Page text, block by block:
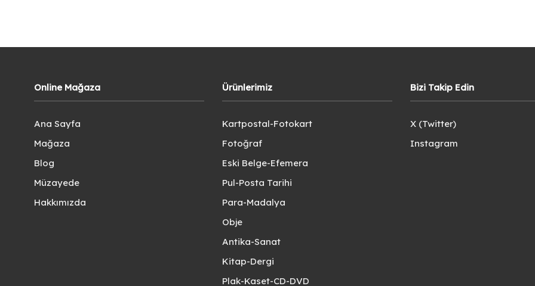
Online Mağaza
Ana Sayfa
Mağaza
Blog
Müzayede
Hakkımızda
Ürünlerimiz
Kartpostal-Fotokart
Fotoğraf
Eski Belge-Efemera
Pul-Posta Tarihi
Para-Madalya
Obje
Antika-Sanat
Kitap-Dergi
Plak-Kaset-CD-DVD
Bizi Takip Edin
X (Twitter)
Instagram